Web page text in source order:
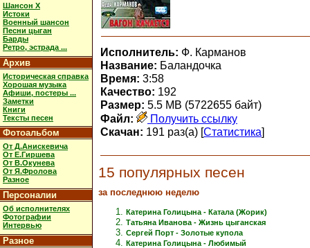
Шансон X
Истоки
Военный шансон
Песни цыган
Барды
Ретро, эстрада ...
Архив
Историческая справка
Хорошая музыка
Афиши, постеры ...
Заметки
Книги
Тексты песен
Фотоальбом
От Д.Анискевича
От Е.Гиршева
От В.Окунева
От Я.Фролова
Разное
Персоналии
Об исполнителях
Фотографии
Интервью
Разное
Исполнитель: Ф. Карманов
Название: Баландочка
Время: 3:58
Качество: 192
Размер: 5.5 MB (5722655 байт)
Файл:
Получить ссылку
Скачан: 191 раз(а) [Статистика]
15 популярных песен
за последнюю неделю
Катерина Голицына - Катала (Жорик)
Татьяна Иванова - Жизнь цыганская
Сергей Порт - Золотые купола
Катерина Голицына - Любимый